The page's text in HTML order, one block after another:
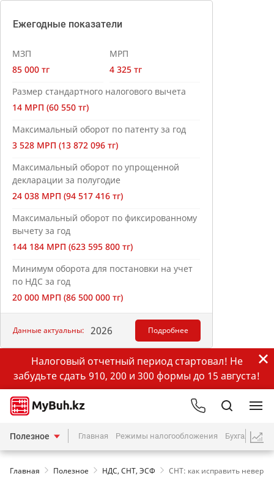
Ежегодные показатели
МЗП
85 000 тг
МРП
4 325 тг
Размер стандартного налогового вычета
14 МРП (60 550 тг)
Максимальный оборот по патенту за год
3 528 МРП (13 872 096 тг)
Максимальный оборот по упрощенной
декларации за полугодие
24 038 МРП (94 517 416 тг)
Максимальный оборот по фиксированному
вычету за год
144 184 МРП (623 595 800 тг)
Минимум оборота для постановки на учет
по НДС за год
20 000 МРП (86 500 000 тг)
Данные актуальны: 2026 Подробнее
Налоговый отчетный период стартовал! Не
забудьте сдать 910, 200 и 300 формы до 15 августа!
Полезное Главная Режимы налогообложения Бухгалтерия
Главная Полезное НДС, СНТ, ЭСФ СНТ: как исправить